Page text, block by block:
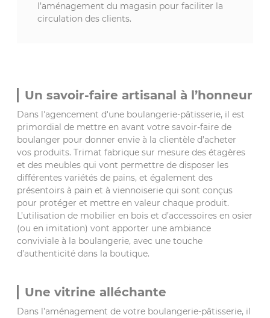
l’aménagement du magasin pour faciliter la
circulation des clients.
Un savoir-faire artisanal à l’honneur
Dans l'agencement d'une boulangerie-pâtisserie, il est
primordial de mettre en avant votre savoir-faire de
boulanger pour donner envie à la clientèle d’acheter
vos produits. Trimat fabrique sur mesure des étagères
et des meubles qui vont permettre de disposer les
différentes variétés de pains, et également des
présentoirs à pain et à viennoiserie qui sont conçus
pour protéger et mettre en valeur chaque produit.
L’utilisation de mobilier en bois et d’accessoires en osier
(ou en imitation) vont apporter une ambiance
conviviale à la boulangerie, avec une touche
d’authenticité dans la boutique.
Une vitrine alléchante
Dans l’aménagement de votre boulangerie-pâtisserie, il